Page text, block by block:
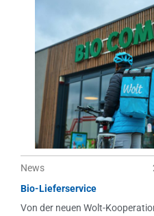
News
Bio-Lieferservice
Von der neuen Wolt-